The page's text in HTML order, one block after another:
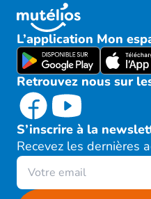
L’application Mon
Retrouvez nous sur
S’inscrire à la
Recevez les dernières